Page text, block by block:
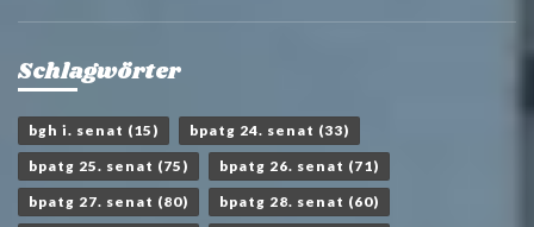
Schlagwörter
bgh i. senat (15) bpatg 24. senat (33)
bpatg 25. senat (75) bpatg 26. senat (71)
bpatg 27. senat (80) bpatg 28. senat (60)